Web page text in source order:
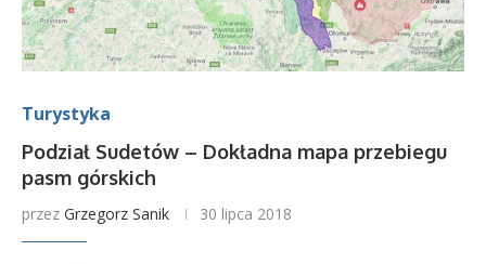
Turystyka
Podział Sudetów – Dokładna mapa przebiegu
pasm górskich
przez Grzegorz Sanik 30 lipca 2018